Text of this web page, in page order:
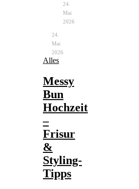
Deko
24.
Mai
2026
24.
Mai
2026
Alles
Messy
Bun
Hochzeit
–
Frisur
&
Styling-
Tipps